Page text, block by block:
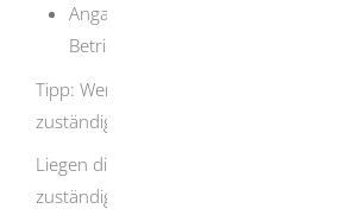
Angaben zu den mit Prüfungen
Betrieben
Tipp: Wenden Sie sich schon vor
zuständige Stelle, um die Einzelheiten
Liegen die vollständigen Unterlagen
zuständige Stelle eine